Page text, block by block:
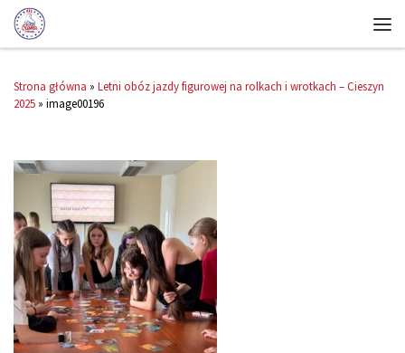
Strona główna » Letni obóz jazdy figurowej na rolkach i wrotkach – Cieszyn
2025 » image00196